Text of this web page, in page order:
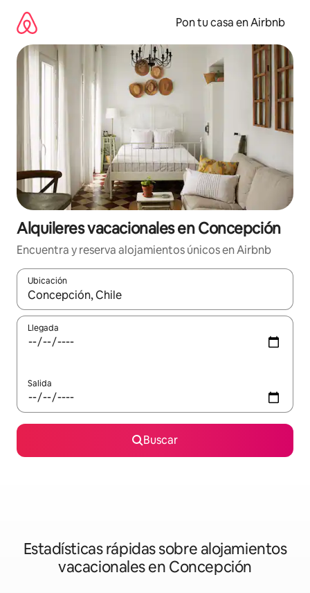
contenido
Pon tu casa en Airbnb
Alquileres vacacionales en Concepción
Encuentra y reserva alojamientos únicos en Airbnb
Ubicación
Cuando los resultados estén disponibles, navega con las
Llegada
Salida
Buscar
Estadísticas rápidas sobre alojamientos
vacacionales en Concepción